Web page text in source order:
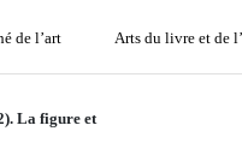
de l’art Arts du livre et de
La figure et